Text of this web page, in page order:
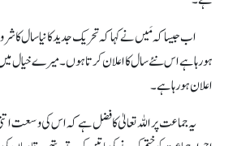
اب جیسا کہ مَیں نے کہا کہ تحریک جدید کا نیا سال کا
ہو رہا ہے اس نئے سال کا اعلان کرتا ہوں۔ میرے خیال میں
اعلان ہو رہا ہے۔